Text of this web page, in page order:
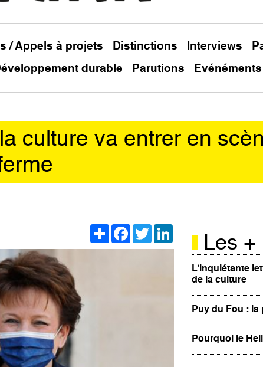
/ Appels à projets Distinctions Interviews
durable Parutions Evénéments
culture va entrer en
ShareFacebook
Twitter
Les +
L’inquiétante
de la culture
Puy du Fou :
Pourquoi le